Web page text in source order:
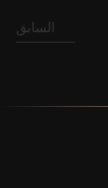
السابق